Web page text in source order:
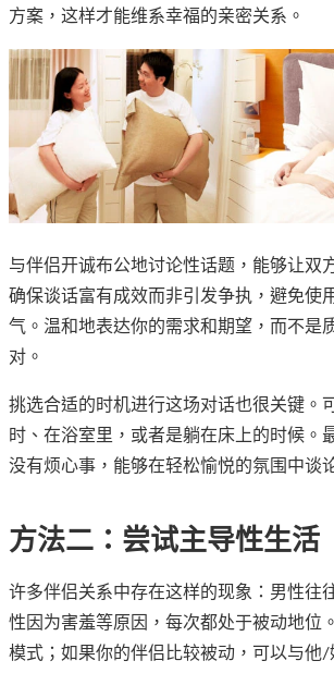
方案，这样才能维系幸福的亲密关系。
与伴侣开诚布公地讨论性话题，能够让双
确保谈话富有成效而非引发争执，避免使
气。温和地表达你的需求和期望，而不是
对。
挑选合适的时机进行这场对话也很关键。
时、在浴室里，或者是躺在床上的时候。
没有烦心事，能够在轻松愉悦的氛围中谈
方法二：尝试主导性生活
许多伴侣关系中存在这样的现象：男性往
性因为害羞等原因，每次都处于被动地位
模式；如果你的伴侣比较被动，可以与他/